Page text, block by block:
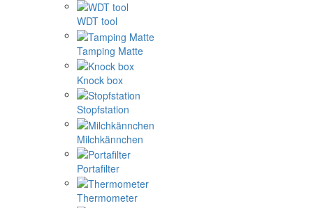
WDT tool
Tamping Matte
Knock box
Stopfstation
Milchkännchen
Portafilter
Thermometer